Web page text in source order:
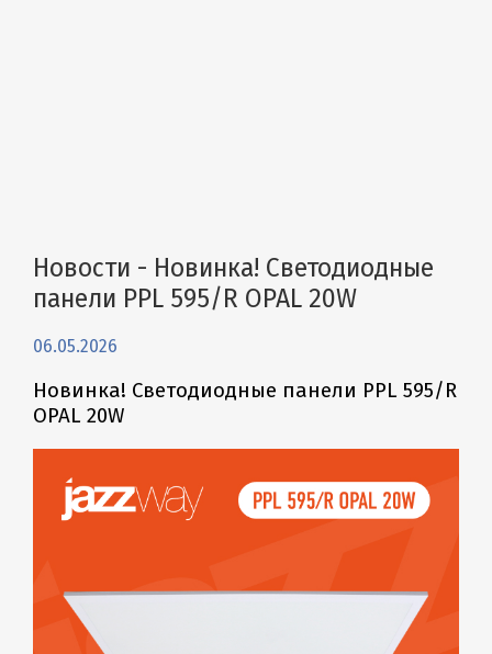
Новости - Новинка! Светодиодные
панели PPL 595/R OPAL 20W
06.05.2026
Новинка! Светодиодные панели PPL 595/R
OPAL 20W